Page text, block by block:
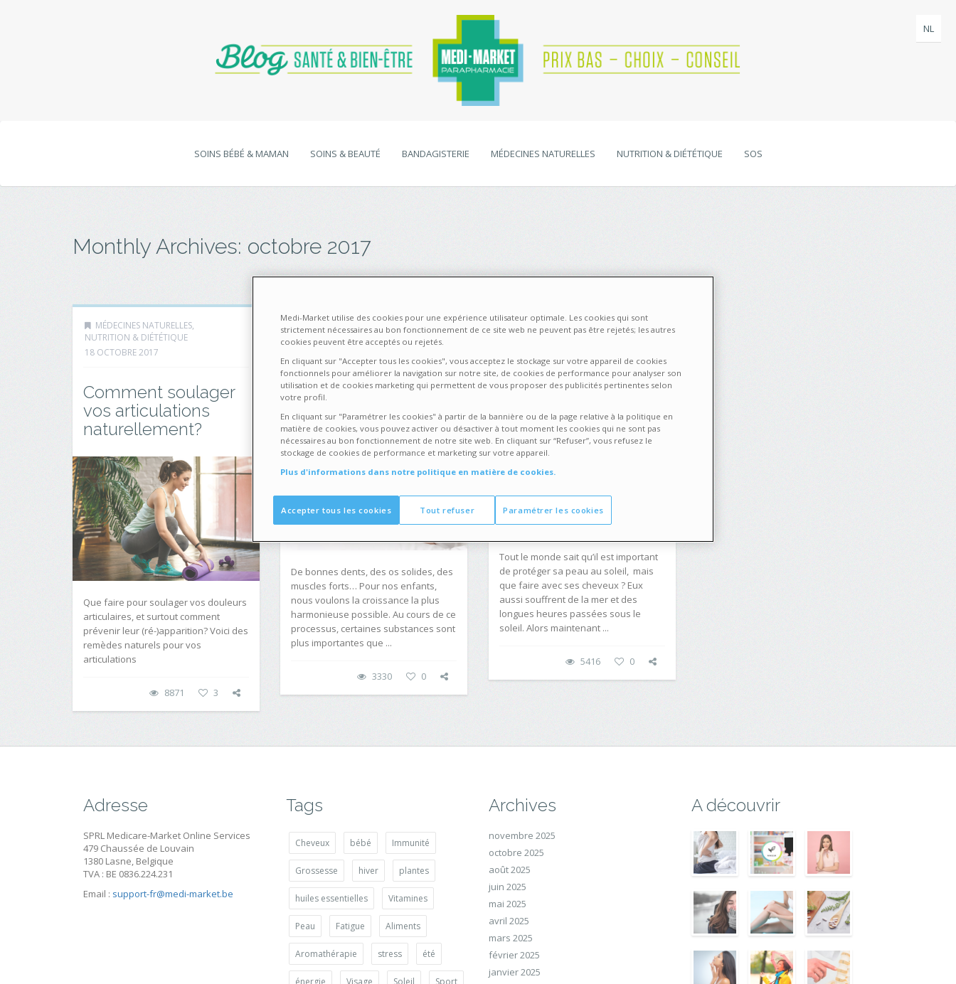
NL
SOINS BÉBÉ & MAMAN SOINS & BEAUTÉ BANDAGISTERIE MÉDECINES NATURELLES NUTRITION & DIÉTÉTIQUE SOS
Monthly Archives: octobre 2017
MÉDECINES NATURELLES,
NUTRITION & DIÉTÉTIQUE
18 OCTOBRE 2017
Comment soulager
vos articulations
naturellement?
Que faire pour soulager vos douleurs
articulaires, et surtout comment
prévenir leur (ré-)apparition? Voici des
remèdes naturels pour vos
articulations
8871 3
SOINS BÉBÉ & MAMAN
16 OCTOBRE 2017
Des enfants en
pleine forme
De bonnes dents, des os solides, des
muscles forts… Pour nos enfants,
nous voulons la croissance la plus
harmonieuse possible. Au cours de ce
processus, certaines substances sont
plus importantes que ...
3330 0
SOINS & BEAUTÉ 5 OCTOBRE 2017
De beaux cheveux
après l’été
Tout le monde sait qu’il est important
de protéger sa peau au soleil, mais
que faire avec ses cheveux ? Eux
aussi souffrent de la mer et des
longues heures passées sous le
soleil. Alors maintenant ...
5416 0
Adresse
SPRL Medicare-Market Online Services
479 Chaussée de Louvain
1380 Lasne, Belgique
TVA : BE 0836.224.231
Email : support-fr@medi-market.be
Tags
Cheveux bébé Immunité
Grossesse hiver plantes
huiles essentielles Vitamines
Peau Fatigue Aliments
Aromathérapie stress été
énergie Visage Soleil Sport
Archives
novembre 2025
octobre 2025
août 2025
juin 2025
mai 2025
avril 2025
mars 2025
février 2025
janvier 2025
A découvrir
Medi-Market utilise des cookies pour une expérience utilisateur optimale. Les cookies qui sont
strictement nécessaires au bon fonctionnement de ce site web ne peuvent pas être rejetés; les autres
cookies peuvent être acceptés ou rejetés.
En cliquant sur "Accepter tous les cookies", vous acceptez le stockage sur votre appareil de cookies
fonctionnels pour améliorer la navigation sur notre site, de cookies de performance pour analyser son
utilisation et de cookies marketing qui permettent de vous proposer des publicités pertinentes selon
votre profil.
En cliquant sur "Paramétrer les cookies" à partir de la bannière ou de la page relative à la politique en
matière de cookies, vous pouvez activer ou désactiver à tout moment les cookies qui ne sont pas
nécessaires au bon fonctionnement de notre site web. En cliquant sur “Refuser”, vous refusez le
stockage de cookies de performance et marketing sur votre appareil.
Plus d'informations dans notre politique en matière de cookies.
Paramétrer les cookies
Tout refuser
Accepter tous les cookies